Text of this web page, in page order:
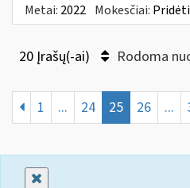
Metai: 2022 Mokesčiai:
20 Įrašų(-ai) Rodoma
1 ... 24 25 26 ...